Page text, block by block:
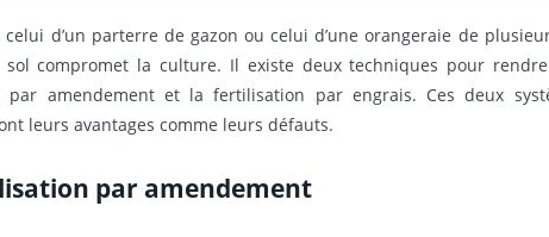
celui d’un parterre de gazon ou celui d’une orangeraie de
compromet la culture. Il existe deux techniques pour
par amendement et la fertilisation par engrais. Ces deux
leurs avantages comme leurs défauts.
par amendement